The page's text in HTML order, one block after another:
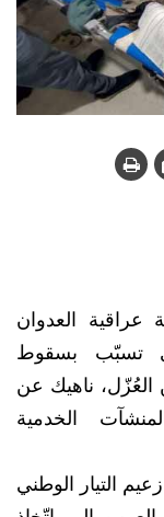
العدوان
تسبّب بسقوط
العُزّل، ناهيك عن
الخدمية
التيار الوطني